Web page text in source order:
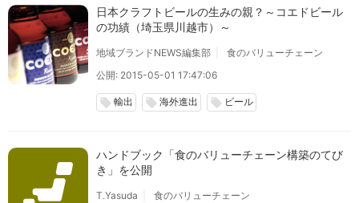
日本クラフトビールの生みの親？～コエドビール
の功績（埼玉県川越市）～
地域ブランドNEWS編集部
食のバリューチェーン
公開: 2015-05-01 17:47:06
local_offer 輸出 local_offer 海外進出 local_offer ビール
ハンドブック「食のバリューチェーン構築のてび
き」を公開
T.Yasuda
食のバリューチェーン